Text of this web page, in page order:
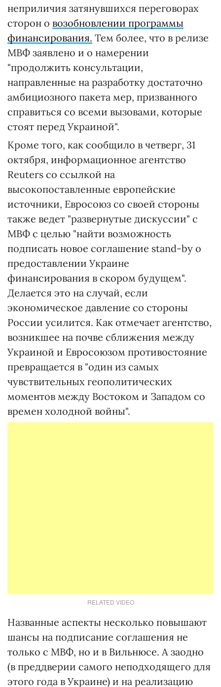
неприличия затянувшихся переговорах
сторон о возобновлении программы
финансирования. Тем более, что в релизе
МВФ заявлено и о намерении
"продолжить консультации,
направленные на разработку достаточно
амбициозного пакета мер, призванного
справиться со всеми вызовами, которые
стоят перед Украиной".
Кроме того, как сообщило в четверг, 31
октября, информационное агентство
Reuters со ссылкой на
высокопоставленные европейские
источники, Евросоюз со своей стороны
также ведет "развернутые дискуссии" с
МВФ с целью "найти возможность
подписать новое соглашение stand-by о
предоставлении Украине
финансирования в скором будущем".
Делается это на случай, если
экономическое давление со стороны
России усилится. Как отмечает агентство,
возникшее на почве сближения между
Украиной и Евросоюзом противостояние
превращается в "один из самых
чувствительных геополитических
моментов между Востоком и Западом со
времен холодной войны".
RELATED VIDEO
Названные аспекты несколько повышают
шансы на подписание соглашения не
только с МВФ, но и в Вильнюсе. А заодно
(в преддверии самого неподходящего для
этого года в Украине) и на реализацию